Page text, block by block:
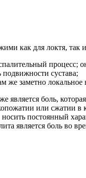
как для локтя, так
сустава;
же заметно локальное
является боль,
или сжатии в
постоянный
является боль во